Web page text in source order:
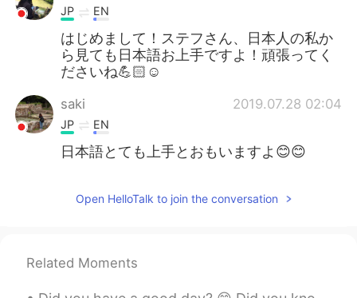
JP EN
はじめまして！ステフさん、日本人の私か
ら見ても日本語お上手ですよ！頑張ってく
ださいね💪🏻☺️
saki 2019.07.28 02:04
JP EN
日本語とても上手とおもいますよ😊😊
Open HelloTalk to join the conversation
Related Moments